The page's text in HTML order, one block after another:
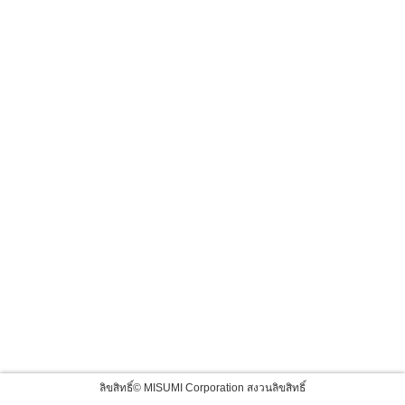
ลิขสิทธิ์© MISUMI Corporation สงวนลิขสิทธิ์